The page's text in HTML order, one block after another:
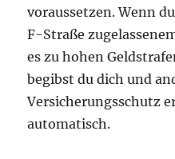
voraussetzen. Wenn
F-Straße
es zu hohen
begibst du dich und
Versicherungsschutz
automatisch.